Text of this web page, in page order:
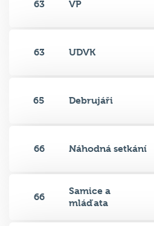
63 VP
63 UDVK
65 Debrujáři
66 Náhodná setkání
66
Samice a
mláďata